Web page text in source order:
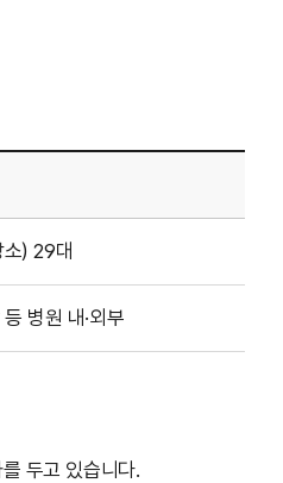
) 29대
병원 내·외부
두고 있습니다.